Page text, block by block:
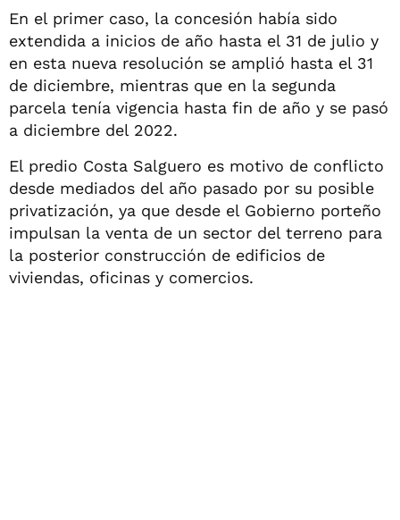
En el primer caso, la concesión había sido
extendida a inicios de año hasta el 31 de julio y
en esta nueva resolución se amplió hasta el 31
de diciembre, mientras que en la segunda
parcela tenía vigencia hasta fin de año y se pasó
a diciembre del 2022.
El predio Costa Salguero es motivo de conflicto
desde mediados del año pasado por su posible
privatización, ya que desde el Gobierno porteño
impulsan la venta de un sector del terreno para
la posterior construcción de edificios de
viviendas, oficinas y comercios.